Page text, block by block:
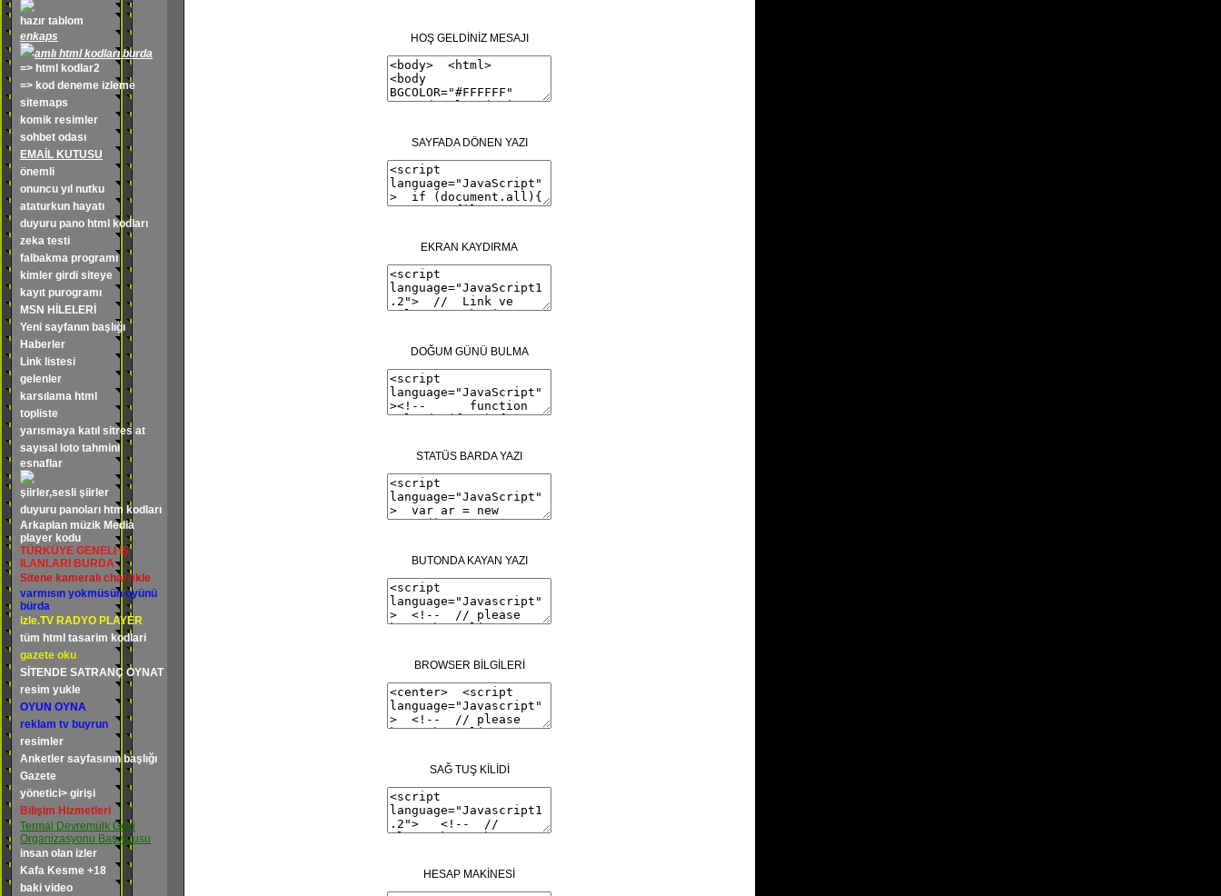
hazır tablom
enkaps
amlı html kodları burda
=> html kodlar2
=> kod deneme izleme
sitemaps
komik resimler
sohbet odası
EMAİL KUTUSU
önemli
onuncu yıl nutku
ataturkun hayatı
duyuru pano html kodları
zeka testi
falbakma programı
kimler girdi siteye
kayıt purogramı
MSN HİLELERİ
Yeni sayfanın başlığı
Haberler
Link listesi
gelenler
karsılama html
topliste
yarısmaya katıl sitres at
sayısal loto tahmini
esnaflar
şiirler,sesli şiirler
duyuru panoları htm kodları
Arkaplan müzik Media
player kodu
TÜRKÜYE GENELI IŞ
ILANLARI BURDA
Sitene kameralı chat ekle
varmısın yokmüsün oyünü
bürda
izle.TV RADYO PLAYER
tüm html tasarim kodlari
gazete oku
SİTENDE SATRANÇ OYNAT
resim yukle
OYUN OYNA
reklam tv buyrun
resimler
Anketler sayfasının başlığı
Gazete
yönetici> girişi
Bilişim Hizmetleri
Termal Devremülk Gezi
Organizasyonu Başvurusu
insan olan izler
Kafa Kesme +18
baki video
HOŞ GELDİNİZ MESAJI
SAYFADA DÖNEN YAZI
EKRAN KAYDIRMA
DOĞUM GÜNÜ BULMA
STATÜS BARDA YAZI
BUTONDA KAYAN YAZI
BROWSER BİLGİLERİ
SAĞ TUŞ KİLİDİ
HESAP MAKİNESİ